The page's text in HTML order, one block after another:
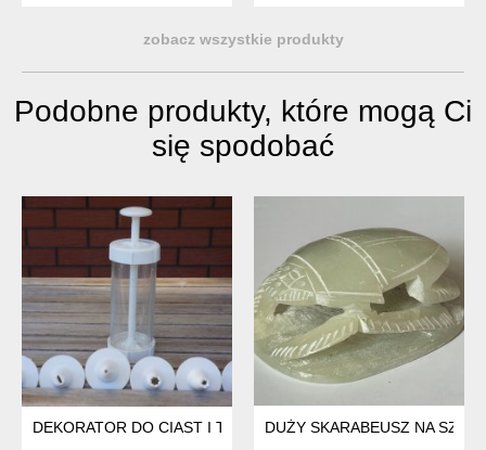
zobacz wszystkie produkty
Podobne produkty, które mogą Ci
się spodobać
DEKORATOR DO CIAST I TORTÓWDUŻY SKARABEUSZ NA